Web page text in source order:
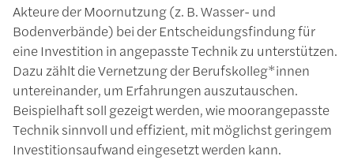
Akteure der Moornutzung (z. B. Wasser- und
Bodenverbände) bei der Entscheidungsfindung für
eine Investition in angepasste Technik zu unterstützen.
Dazu zählt die Vernetzung der Berufskolleg*innen
untereinander, um Erfahrungen auszutauschen.
Beispielhaft soll gezeigt werden, wie moorangepasste
Technik sinnvoll und effizient, mit möglichst geringem
Investitionsaufwand eingesetzt werden kann.